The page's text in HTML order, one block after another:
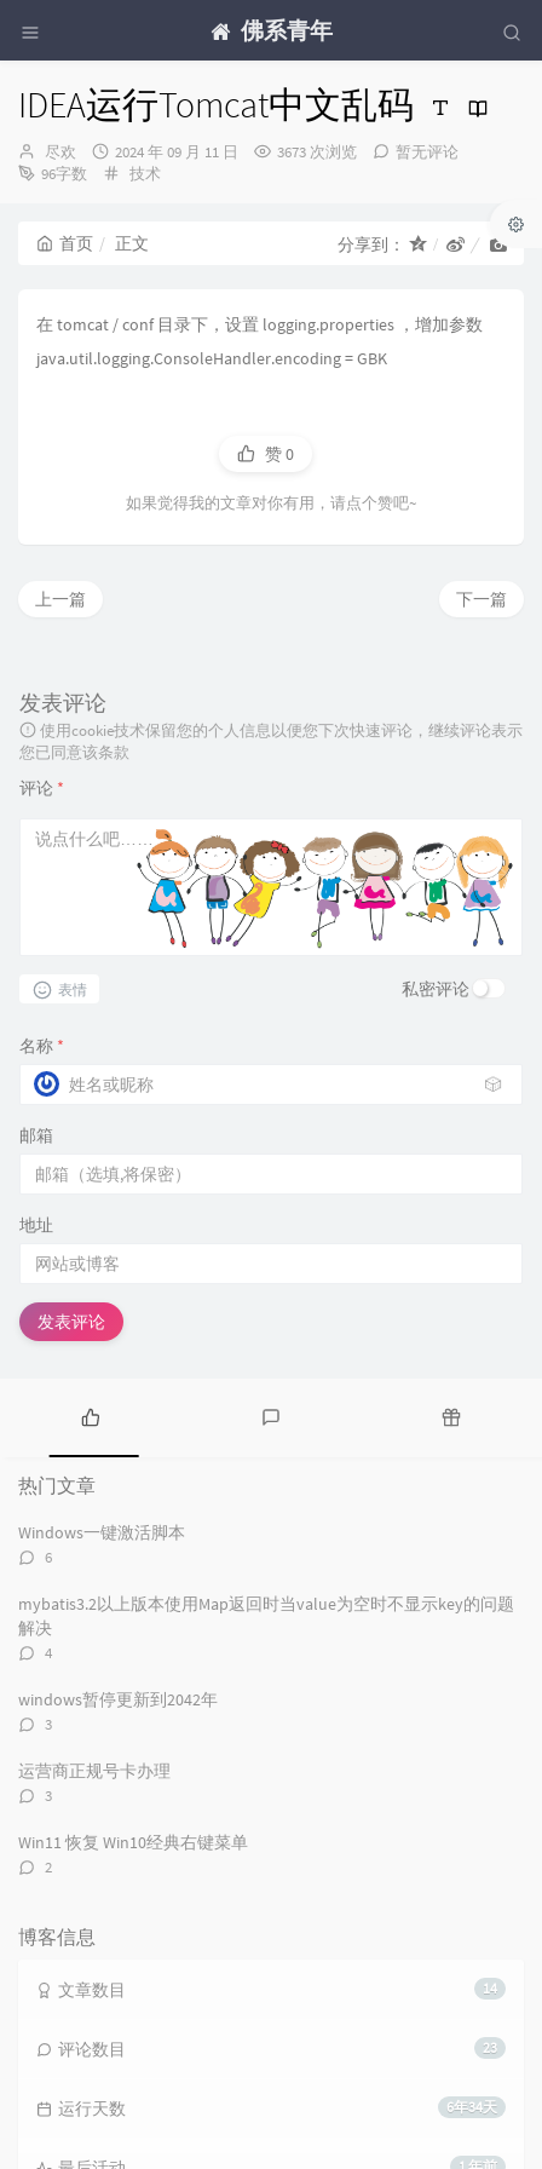
佛系青年
IDEA运行Tomcat中文乱码
博
主：
尽欢
发
布
2024 年 09 月 11 日 3673 次浏览
暂无评论
96字数
分
技术
首页 正文 分享到：
在 tomcat / conf 目录下，设置 logging.properties ，增加参数
java.util.logging.ConsoleHandler.encoding = GBK
赞0
如果觉得我的文章对你有用，请点个赞吧~
下一篇
上一篇
发表评论
使用cookie技术保留您的个人信息以便您下次快速评论，继续评论表示
您已同意该条款
评论 *
表情 私密评论
名称 *
🎲
邮箱
地址
发表评论
热
门
文
章
热门文章
Windows一键激活脚本
评
数：
6
mybatis3.2以上版本使用Map返回时当value为空时不显示key的问题
解决
评
数：
4
windows暂停更新到2042年
评
数：
3
运营商正规号卡办理
评
数：
3
Win11 恢复 Win10经典右键菜单
评
2
博客信息
14
文章数目
23
评论数目
6年34天
运行天数